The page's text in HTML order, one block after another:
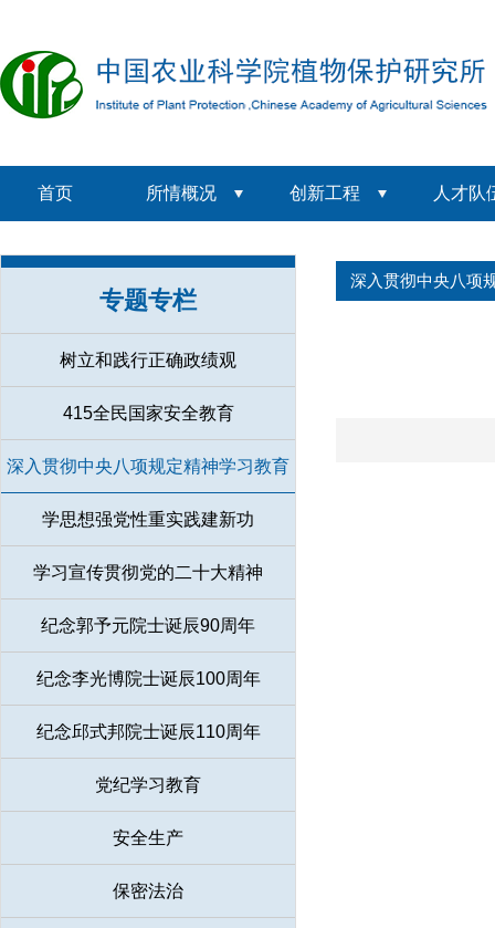
首页 所情概况 创新工程 人才队
专题专栏
树立和践行正确政绩观
415全民国家安全教育
深入贯彻中央八项规定精神学习教育
学思想强党性重实践建新功
学习宣传贯彻党的二十大精神
纪念郭予元院士诞辰90周年
纪念李光博院士诞辰100周年
纪念邱式邦院士诞辰110周年
党纪学习教育
安全生产
保密法治
深入贯彻中央八项